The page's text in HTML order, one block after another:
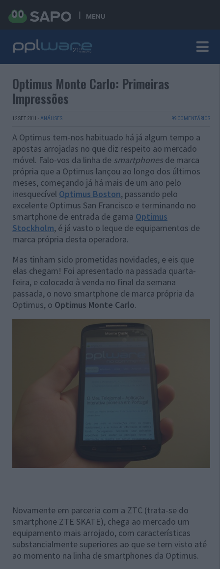
MENU
Optimus Monte Carlo: Primeiras
Impressões
12 SET 2011 · ANÁLISES 99 COMENTÁRIOS
A Optimus tem-nos habituado há já algum tempo a
apostas arrojadas no que diz respeito ao mercado
móvel. Falo-vos da linha de smartphones de marca
própria que a Optimus lançou ao longo dos últimos
meses, começando já há mais de um ano pelo
inesquecível Optimus Boston, passando pelo
excelente Optimus San Francisco e terminando no
smartphone de entrada de gama Optimus
Stockholm, é já vasto o leque de equipamentos de
marca própria desta operadora.
Mas tinham sido prometidas novidades, e eis que
elas chegam! Foi apresentado na passada quarta-
feira, e colocado à venda no final da semana
passada, o novo smartphone de marca própria da
Optimus, o Optimus Monte Carlo.
Novamente em parceria com a ZTC (trata-se do
smartphone ZTE SKATE), chega ao mercado um
equipamento mais arrojado, com características
substancialmente superiores ao que se tem visto até
ao momento na linha de smartphones da Optimus.